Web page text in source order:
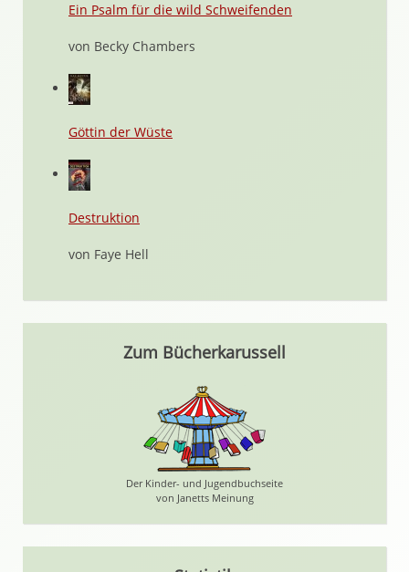
Ein Psalm für die wild Schweifenden
von Becky Chambers
Göttin der Wüste
Destruktion
von Faye Hell
Zum Bücherkarussell
Der Kinder- und Jugendbuchseite
von Janetts Meinung